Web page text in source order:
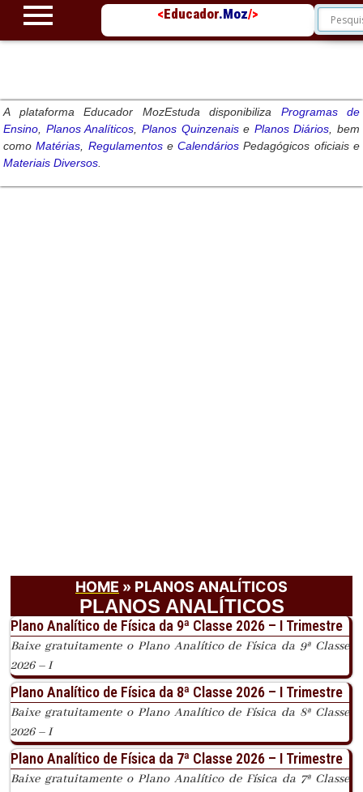
<Educador.Moz/>
A plataforma Educador MozEstuda disponibiliza Programas de
Ensino
Planos Analíticos Planos Quinzenaise Planos Diários
bem
comoMatérias Regulamentos eCalendários Pedagógicos oficiais e
Materiais Diversos
HOME » PLANOS ANALÍTICOS
PLANOS ANALÍTICOS
Plano Analítico de Física da 9ª Classe 2026 – I Trimestre
Baixe gratuitamente o Plano Analítico de Física da 9ª Classe
2026 – I
Plano Analítico de Física da 8ª Classe 2026 – I Trimestre
Baixe gratuitamente o Plano Analítico de Física da 8ª Classe
2026 – I
Plano Analítico de Física da 7ª Classe 2026 – I Trimestre
Baixe gratuitamente o Plano Analítico de Física da 7ª Classe